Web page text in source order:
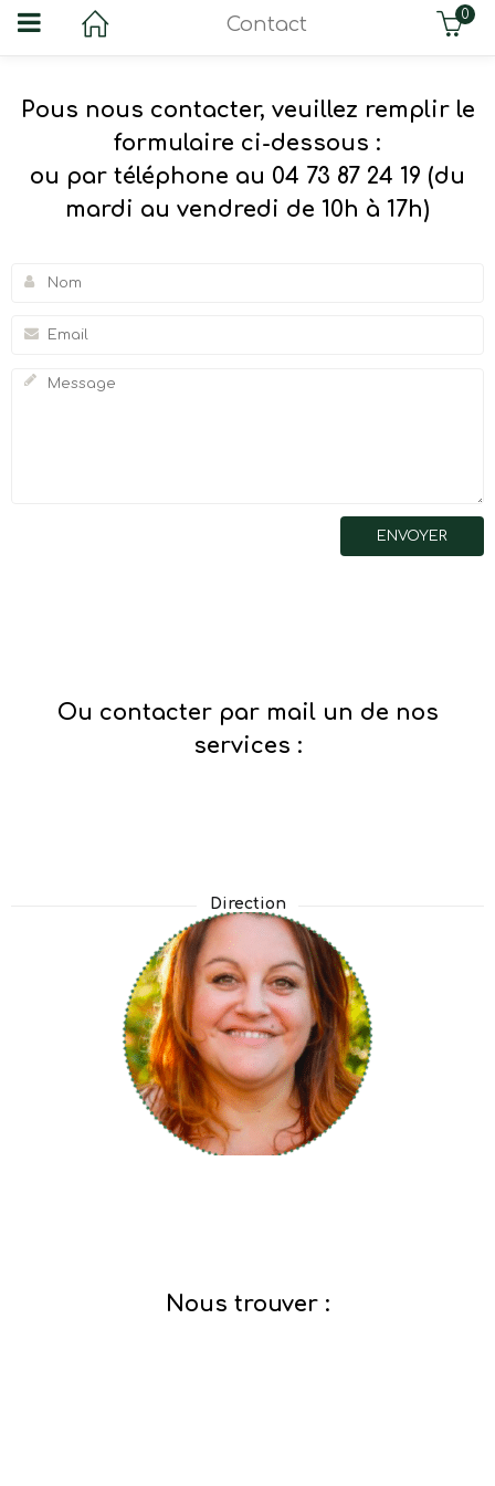
Contact 0
Pous nous contacter, veuillez remplir le
formulaire ci-dessous :
ou par téléphone au 04 73 87 24 19 (du
mardi au vendredi de 10h à 17h)
Ou contacter par mail un de nos
services :
Direction
Nous trouver :